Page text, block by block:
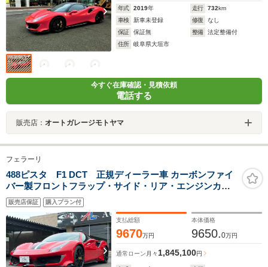
年式 2019年 走行 732km
車検
新車未登録 修復
なし
保証
保証無 整備
法定整備付
住所
岐阜県大垣市
今すぐ在庫確認・見積依頼
電話する
販売店： オートガレージモトヤマ
フェラーリ
488ピスタ F1 DCT 正規ディーラー車 カーボンファイ
バー製フロントフラップ・サイド・リア・エンジンカバ
ー リフター アルカンタラインテリアカーペット 20インチ
ブラック鍛造ホイール カーボンファイバーレーシングシ
ート
販売店保証 購入プラン付
支払総額
9670万円
本体価格
9650.0万円
通常ローン 月々 1,845,100円